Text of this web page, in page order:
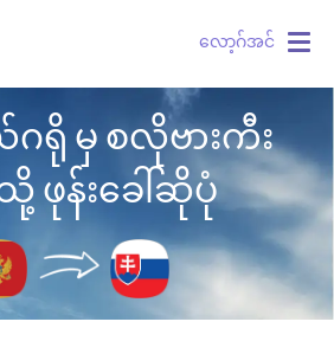
လော့ဂ်အင်
ရို မှ စလိုဗားကီး
ဖုန်းခေါ်ဆိုပုံ